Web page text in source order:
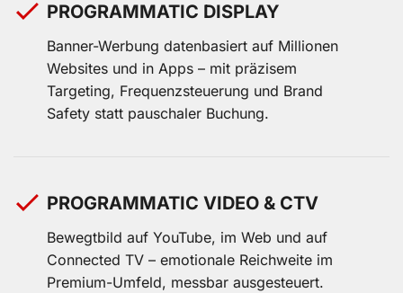
PROGRAMMATIC DISPLAY
Banner-Werbung datenbasiert auf Millionen
Websites und in Apps – mit präzisem
Targeting, Frequenzsteuerung und Brand
Safety statt pauschaler Buchung.
PROGRAMMATIC VIDEO & CTV
Bewegtbild auf YouTube, im Web und auf
Connected TV – emotionale Reichweite im
Premium-Umfeld, messbar ausgesteuert.